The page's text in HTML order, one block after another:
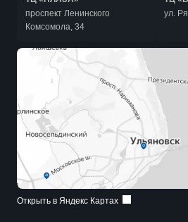
проспект Ленинского
Комсомола, 34
ул.
Открыть в Яндекс Картах